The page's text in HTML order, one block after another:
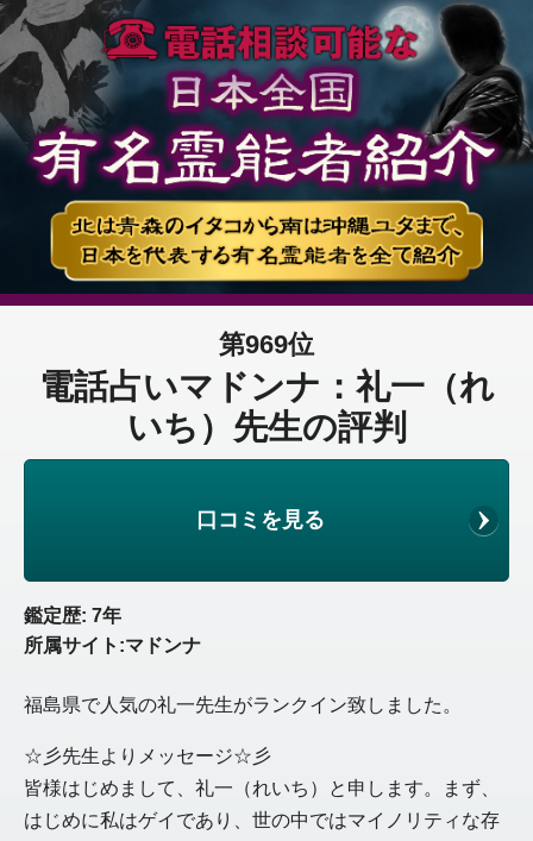
第969位
電話占いマドンナ：礼一（れ
いち）先生の評判
口コミを見る
鑑定歴: 7年
所属サイト:マドンナ
福島県で人気の礼一先生がランクイン致しました。
☆彡先生よりメッセージ☆彡
皆様はじめまして、礼一（れいち）と申します。まず、
はじめに私はゲイであり、世の中ではマイノリティな存